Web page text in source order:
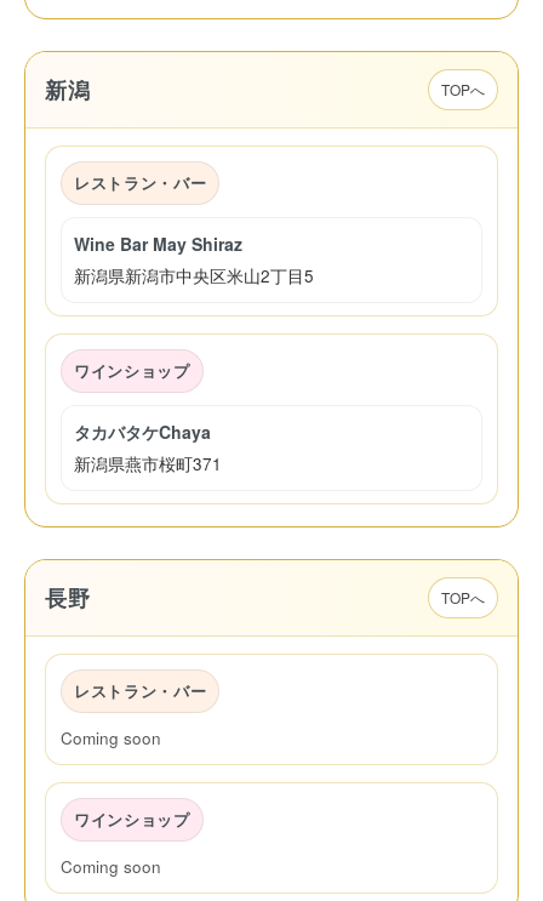
新潟 TOPへ
レストラン・バー
Wine Bar May Shiraz
新潟県新潟市中央区米山2丁目5
ワインショップ
タカバタケChaya
新潟県燕市桜町371
長野 TOPへ
レストラン・バー
Coming soon
ワインショップ
Coming soon